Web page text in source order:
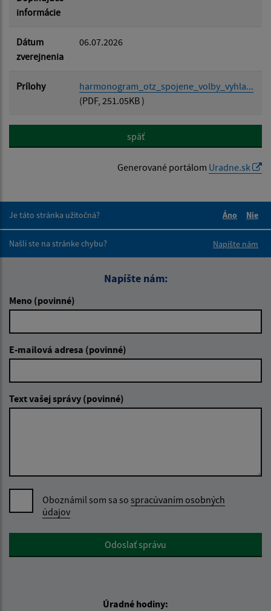
informácie
Dátum
zverejnenia
06.07.2026
Prílohy
harmonogram_otz_spojene_volby_vyhla...
(PDF, 251.05KB )
späť
Generované portálom Uradne.sk
Je táto stránka užitočná?
Áno
Nie
Našli ste na stránke chybu?
Napíšte nám
Napíšte nám:
Meno (povinné)
E-mailová adresa (povinné)
Text vašej správy (povinné)
Oboznámil som sa so spracúvaním osobných
údajov
Google reCaptcha ResponseOdoslať správu
Úradné hodiny: